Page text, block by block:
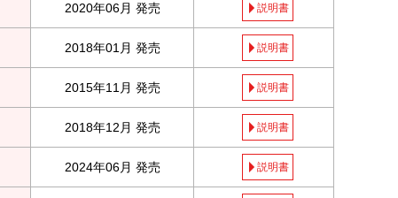
2020年06月 発売 説明書
2018年01月 発売 説明書
2015年11月 発売 説明書
2018年12月 発売 説明書
2024年06月 発売 説明書